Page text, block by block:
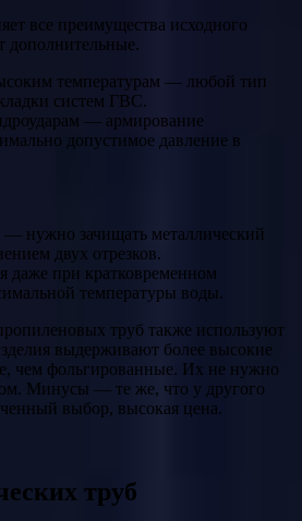
все преимущества исходного
дополнительные.
температурам — любой тип
систем ГВС.
— армирование
допустимое давление в
нужно зачищать металлический
двух отрезков.
даже при кратковременном
температуры воды.
труб также используют
выдерживают более высокие
чем фольгированные. Их не нужно
Минусы — те же, что у другого
выбор, высокая цена.
труб